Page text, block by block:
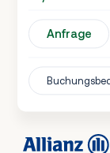
Anfrage